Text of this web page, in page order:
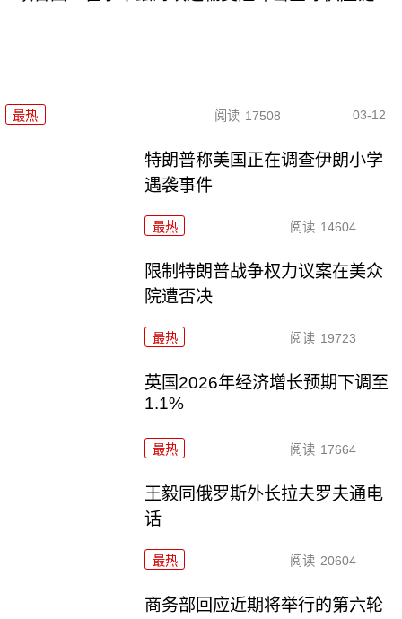
最热 阅读 17508 03-12
特朗普称美国正在调查伊朗小学
遇袭事件
最热 阅读 14604
限制特朗普战争权力议案在美众
院遭否决
最热 阅读 19723
英国2026年经济增长预期下调至
1.1%
最热 阅读 17664
王毅同俄罗斯外长拉夫罗夫通电
话
最热 阅读 20604
商务部回应近期将举行的第六轮